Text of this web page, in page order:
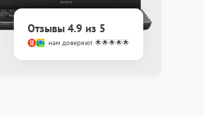
Отзывы 4.9 из 5
нам доверяют 🌟🌟🌟🌟🌟